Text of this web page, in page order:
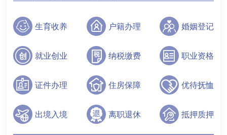
生育收养 户籍办理 婚姻登记
就业创业 纳税缴费 职业资格
证件办理 住房保障 优待抚恤
出境入境 离职退休 抵押质押